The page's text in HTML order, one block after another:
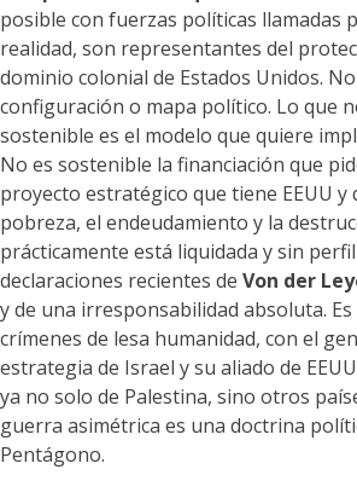
posible con fuerzas políticas llamadas
realidad, son representantes del
dominio colonial de Estados Unidos.
configuración o mapa político. Lo que
sostenible es el modelo que quiere
No es sostenible la financiación que
proyecto estratégico que tiene EEUU y
pobreza, el endeudamiento y la
prácticamente está liquidada y sin
declaraciones recientes de Von der
y de una irresponsabilidad absoluta. Es
crímenes de lesa humanidad, con el
estrategia de Israel y su aliado de
ya no solo de Palestina, sino otros
guerra asimétrica es una doctrina
Pentágono.